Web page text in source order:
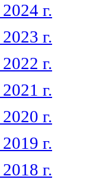
г.
г.
г.
г.
г.
г.
г.